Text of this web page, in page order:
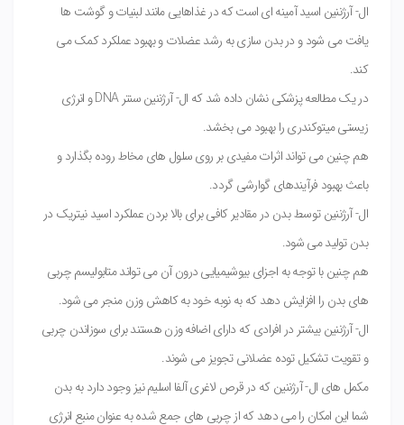
ال- آرژننین اسید آمینه ای است که در غذاهایی مانند لبنیات و گوشت ها
یافت می شود و در بدن سازی به رشد عضلات و بهبود عملکرد کمک می
کند.
در یک مطالعه پزشکی نشان داده شد که ال- آرژننین سنتر DNA و انرژی
زیستی میتوکندری را بهبود می بخشد.
هم چنین می تواند اثرات مفیدی بر روی سلول های مخاط روده بگذارد و
باعث بهبود فرآیندهای گوارشی گردد.
ال- آرژننین توسط بدن در مقادیر کافی برای بالا بردن عملکرد اسید نیتریک در
بدن تولید می شود.
هم چنین با توجه به اجزای بیوشیمیایی درون آن می تواند متابولیسم چربی
های بدن را افزایش دهد که به نوبه خود به کاهش وزن منجر می شود.
ال- آرژننین بیشتر در افرادی که دارای اضافه وزن هستند برای سوزاندن چربی
و تقویت تشکیل توده عضلانی تجویز می شوند.
مکمل های ال- آرژننین که در قرص لاغری آلفا اسلیم نیز وجود دارد به بدن
شما این امکان را می دهد که از چربی های جمع شده به عنوان منبع انرژی